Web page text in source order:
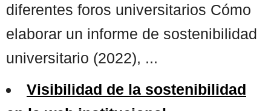
diferentes foros universitarios Cómo
elaborar un informe de sostenibilidad
universitario (2022), ...
Visibilidad de la sostenibilidad